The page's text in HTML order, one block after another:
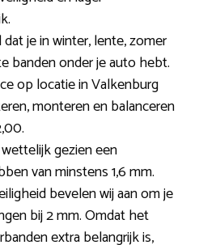
je in winter, lente, zomer
banden onder je auto hebt.
op locatie in Valkenburg
monteren en balanceren
gezien een
van minstens 1,6 mm.
bevelen wij aan om je
bij 2 mm. Omdat het
extra belangrijk is,